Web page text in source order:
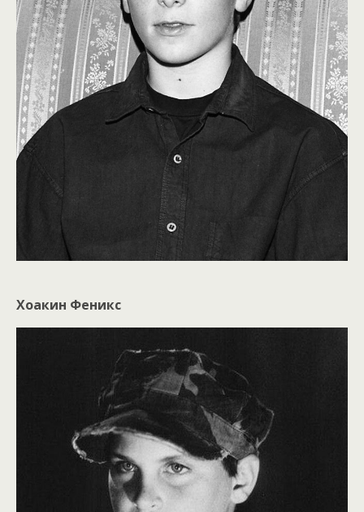
Хоакин Феникс